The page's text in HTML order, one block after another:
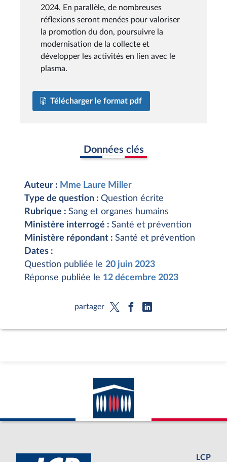
2024. En parallèle, de nombreuses
réflexions seront menées pour valoriser
la promotion du don, poursuivre la
modernisation de la collecte et
développer les activités en lien avec le
plasma.
Télécharger le format pdf
Données clés
Auteur : Mme Laure Miller
Type de question : Question écrite
Rubrique : Sang et organes humains
Ministère interrogé : Santé et prévention
Ministère répondant : Santé et prévention
Dates :
Question publiée le 20 juin 2023
Réponse publiée le 12 décembre 2023
partager
LCP